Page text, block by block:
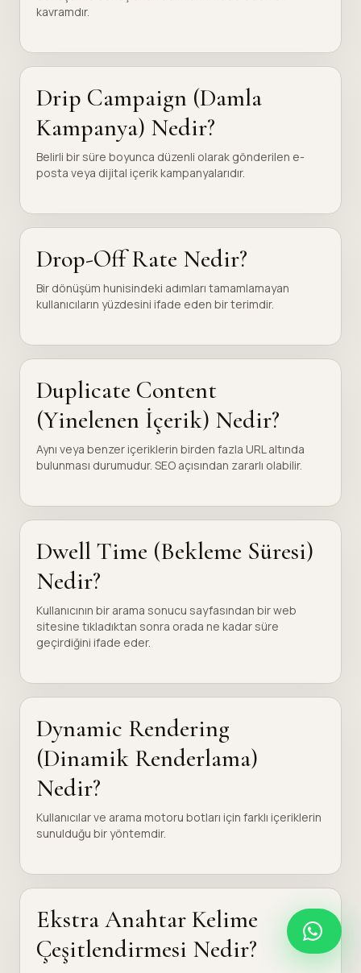
kavramdır.
Drip Campaign (Damla
Kampanya) Nedir?
Belirli bir süre boyunca düzenli olarak gönderilen e-
posta veya dijital içerik kampanyalarıdır.
Drop-Off Rate Nedir?
Bir dönüşüm hunisindeki adımları tamamlamayan
kullanıcıların yüzdesini ifade eden bir terimdir.
Duplicate Content
(Yinelenen İçerik) Nedir?
Aynı veya benzer içeriklerin birden fazla URL altında
bulunması durumudur. SEO açısından zararlı olabilir.
Dwell Time (Bekleme Süresi)
Nedir?
Kullanıcının bir arama sonucu sayfasından bir web
sitesine tıkladıktan sonra orada ne kadar süre
geçirdiğini ifade eder.
Dynamic Rendering
(Dinamik Renderlama)
Nedir?
Kullanıcılar ve arama motoru botları için farklı içeriklerin
sunulduğu bir yöntemdir.
Ekstra Anahtar Kelime
Çeşitlendirmesi Nedir?